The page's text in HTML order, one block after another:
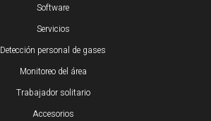
Software
Servicios
Detección personal de gases
Monitoreo del área
Trabajador solitario
Accesorios